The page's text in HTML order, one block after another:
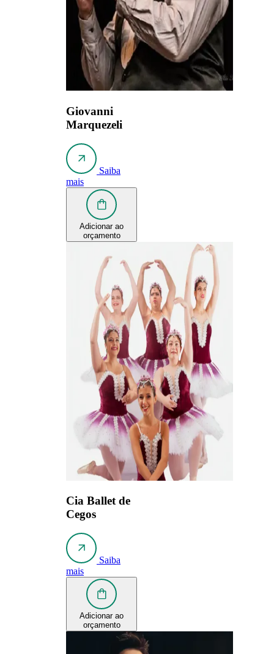
Giovanni
Marquezeli
Saiba
mais
Adicionar ao
orçamento
Cia Ballet de
Cegos
Saiba
mais
Adicionar ao
orçamento